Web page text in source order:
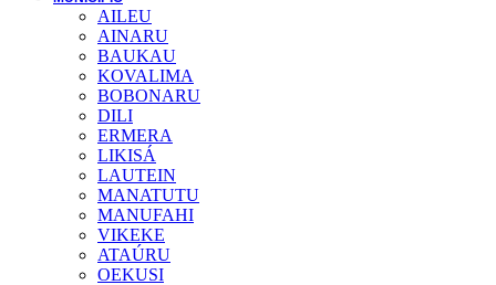
AILEU
AINARU
BAUKAU
KOVALIMA
BOBONARU
DILI
ERMERA
LIKISÁ
LAUTEIN
MANATUTU
MANUFAHI
VIKEKE
ATAÚRU
OEKUSI